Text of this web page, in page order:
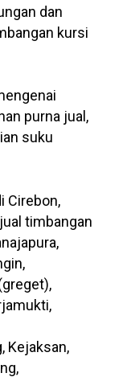
dan
kursi
purna jual,
suku
Cirebon,
timbangan
Kejaksan,